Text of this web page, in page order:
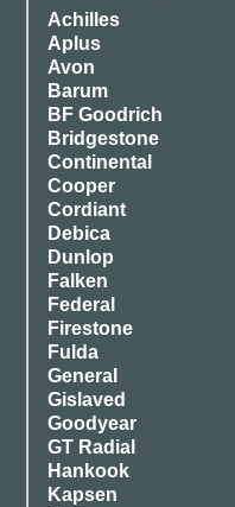
Achilles
Aplus
Avon
Barum
BF Goodrich
Bridgestone
Continental
Cooper
Cordiant
Debica
Dunlop
Falken
Federal
Firestone
Fulda
General
Gislaved
Goodyear
GT Radial
Hankook
Kapsen